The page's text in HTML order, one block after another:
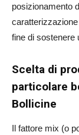
posizionamento
fine di sostenere
Scelta di
particolare
Bollicine
Il fattore mix (o